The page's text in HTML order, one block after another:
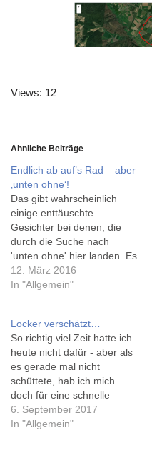
Views: 12
Ähnliche Beiträge
Endlich ab auf’s Rad – aber
‚unten ohne‘!
Das gibt wahrscheinlich
einige enttäuschte
Gesichter bei denen, die
durch die Suche nach
'unten ohne' hier landen. Es
geht nämlich nur um mein
E-Bike, das ich gestern
drei Jahre fahre ich wieder
Fahrrad, und habe mir 2013
ein Elektro-Fahrrad gekauft,
…
12. März 2016
In "Allgemein"
Locker verschätzt…
So richtig viel Zeit hatte ich
heute nicht dafür - aber als
es gerade mal nicht
schüttete, hab ich mich
doch für eine schnelle
Runde auf dem Rad
entschieden. Insbesondere
6. September 2017
In "Allgemein"